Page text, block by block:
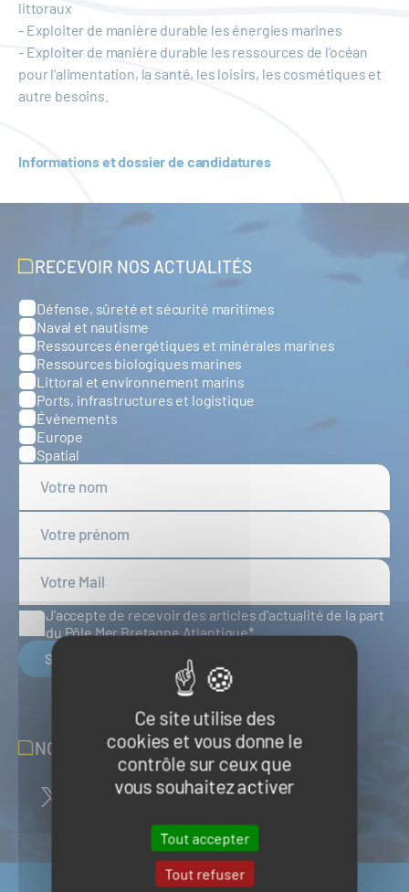
Ce site utilise des
cookies et vous donne le
contrôle sur ceux que
vous souhaitez activer
Tout accepter
Tout refuser
littoraux
- Exploiter de manière durable les énergies marines
- Exploiter de manière durable les ressources de l’océan
pour l’alimentation, la santé, les loisirs, les cosmétiques et
autre besoins.
Informations et dossier de candidatures
RECEVOIR NOS ACTUALITÉS
Catégories
Défense, sûreté et sécurité maritimes
Naval et nautisme
Ressources énergétiques et minérales marines
Ressources biologiques marines
Littoral et environnement marins
Ports, infrastructures et logistique
Évènements
Europe
Spatial
J'accepte de recevoir des articles d'actualité de la part
du Pôle Mer Bretagne Atlantique
S'inscrire
NOUS SUIVRE SUR LES RÉSEAUX